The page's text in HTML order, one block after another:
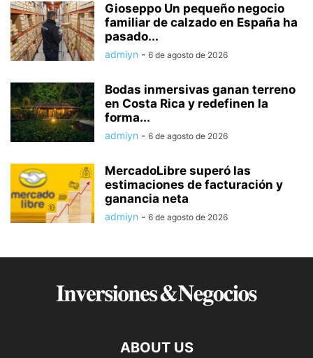
Gioseppo Un pequeño negocio
familiar de calzado en España ha
pasado...
admiyn - 6 de agosto de 2026
Bodas inmersivas ganan terreno
en Costa Rica y redefinen la
forma...
admiyn - 6 de agosto de 2026
MercadoLibre superó las
estimaciones de facturación y
ganancia neta
admiyn - 6 de agosto de 2026
ABOUT US